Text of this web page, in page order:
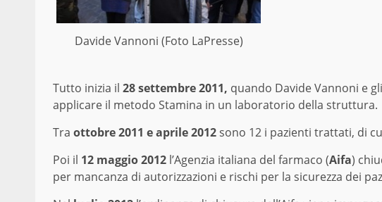
Davide Vannoni (Foto LaPresse)
Tutto inizia il 28 settembre 2011, quando Davide Vannoni e
applicare il metodo Stamina in un laboratorio della struttura.
Tra ottobre 2011 e aprile 2012sono 12 i pazienti trattati, di
Poi il 12 maggio 2012 l’Agenzia italiana del farmaco (Aifa)
per mancanza di autorizzazioni e rischi per la sicurezza dei